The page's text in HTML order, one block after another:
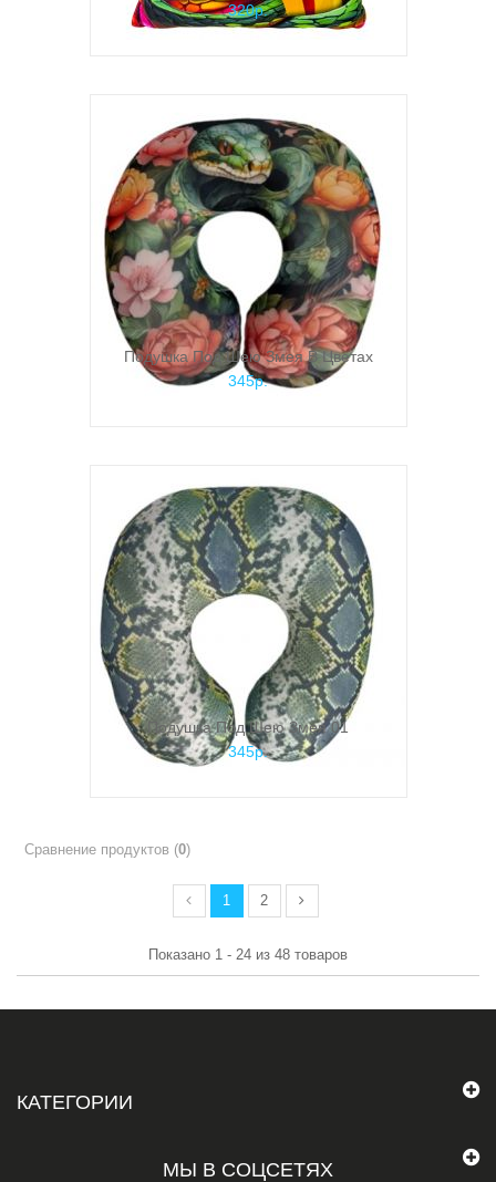
320р.
Подушка Под Шею Змея В Цветах
345р.
Подушка Под Шею Змея 01
345р.
Сравнение продуктов (0)
1 2
Показано 1 - 24 из 48 товаров
КАТЕГОРИИ
МЫ В СОЦСЕТЯХ